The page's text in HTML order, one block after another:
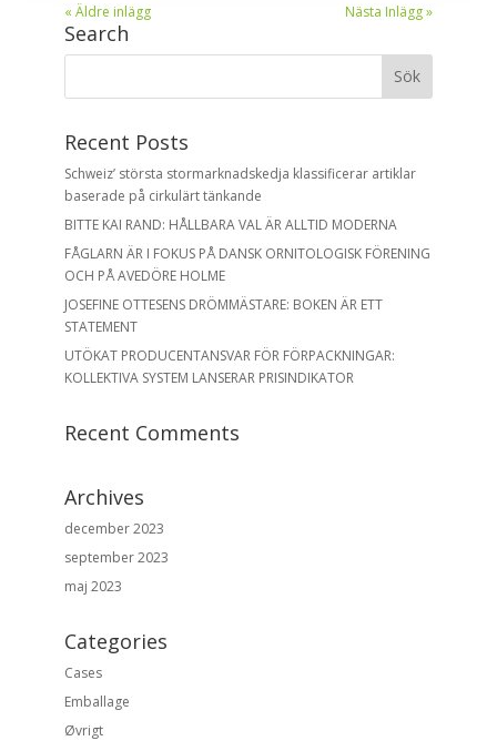
« Äldre inlägg Nästa Inlägg »
Search
Recent Posts
Schweiz’ största stormarknadskedja klassificerar artiklar
baserade på cirkulärt tänkande
BITTE KAI RAND: HÅLLBARA VAL ÄR ALLTID MODERNA
FÅGLARN ÄR I FOKUS PÅ DANSK ORNITOLOGISK FÖRENING
OCH PÅ AVEDÖRE HOLME
JOSEFINE OTTESENS DRÖMMÄSTARE: BOKEN ÄR ETT
STATEMENT
UTÖKAT PRODUCENTANSVAR FÖR FÖRPACKNINGAR:
KOLLEKTIVA SYSTEM LANSERAR PRISINDIKATOR
Recent Comments
Archives
december 2023
september 2023
maj 2023
Categories
Cases
Emballage
Øvrigt